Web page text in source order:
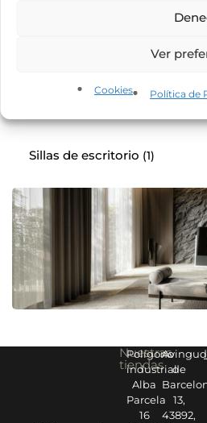
Ver
Cookies Política de
Sillas de escritorio (1)
Nuestras
tiendas
Polígono
industrial
Alba
Parcela
16
de
13,
43892,